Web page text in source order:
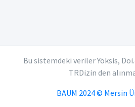
Bu sistemdeki veriler Yöksis,
TRDizin den
BAUM 2024 © Mersin